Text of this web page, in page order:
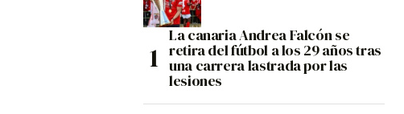
La canaria Andrea Falcón se
retira del fútbol a los 29 años tras
una carrera lastrada por las
lesiones